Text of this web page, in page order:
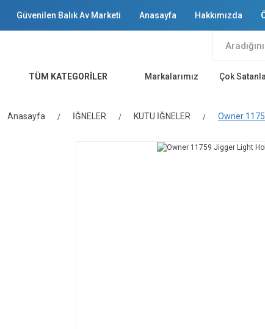
Güvenilen Balık Av Marketi Anasayfa Hakkımızda
TÜM KATEGORİLER Markalarımız Çok
Anasayfa İĞNELER KUTU İĞNELER Owner